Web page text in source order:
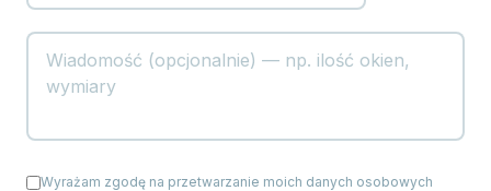
Wyrażam zgodę na przetwarzanie moich danych osobowych